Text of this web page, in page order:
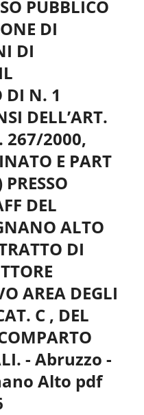
PUBBLICO
DI
DI
DI N. 1
DELL’ART.
267/2000,
E PART
DEL
ALTO
DI
AREA DEGLI
C , DEL
- Abruzzo -
Alto pdf